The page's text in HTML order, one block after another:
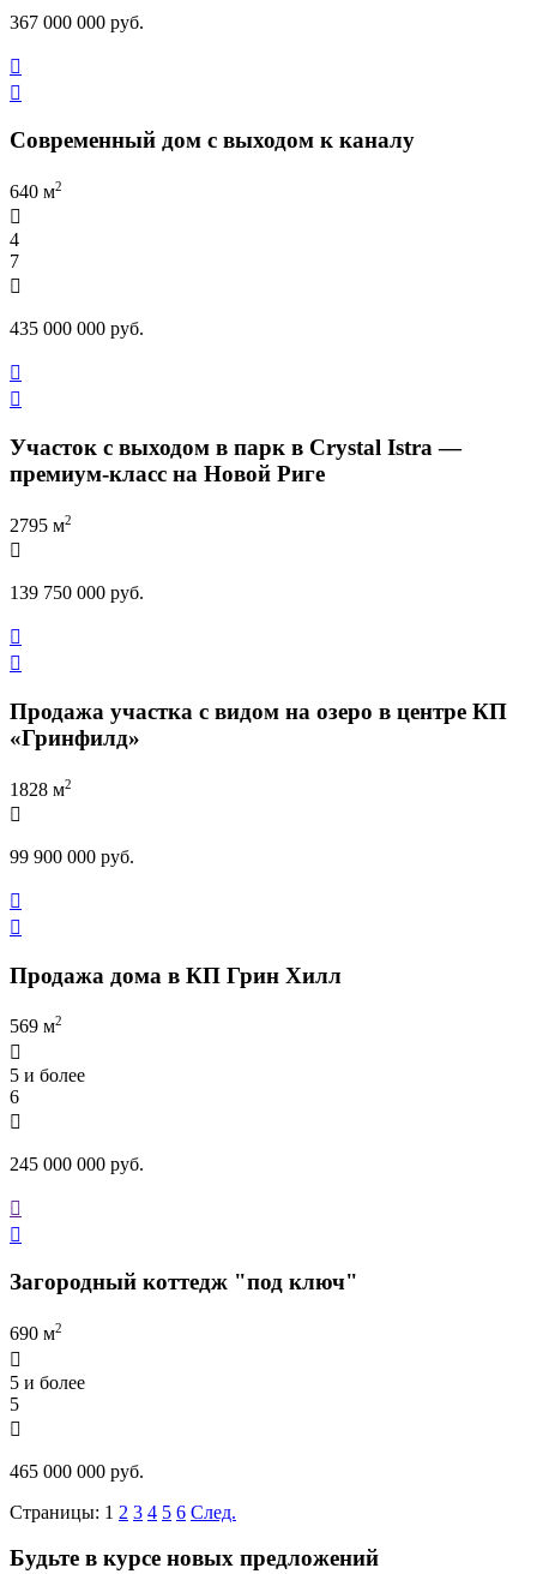
367 000 000 руб.


Современный дом с выходом к каналу
640 м2

4
7

435 000 000 руб.


Участок с выходом в парк в Crystal Istra —
премиум-класс на Новой Риге
2795 м2

139 750 000 руб.


Продажа участка с видом на озеро в центре КП
«Гринфилд»
1828 м2

99 900 000 руб.


Продажа дома в КП Грин Хилл
569 м2

5 и более
6

245 000 000 руб.


Загородный коттедж "под ключ"
690 м2

5 и более
5

465 000 000 руб.
Страницы: 1 2 3 4 5 6 След.
Будьте в курсе новых предложений